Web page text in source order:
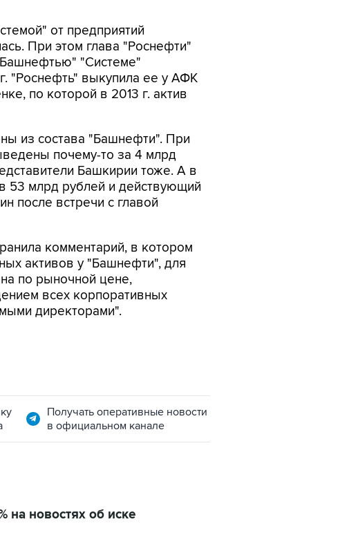
от предприятий
При этом глава "Роснефти"
"Системе"
"Роснефть" выкупила ее у АФК
по которой в 2013 г. актив
из состава "Башнефти". При
почему-то за 4 млрд
Башкирии тоже. А в
53 млрд рублей и действующий
после встречи с главой
комментарий, в котором
активов у "Башнефти", для
по рыночной цене,
всех корпоративных
директорами".
Получать оперативные новости
в официальном канале
на новостях об иске